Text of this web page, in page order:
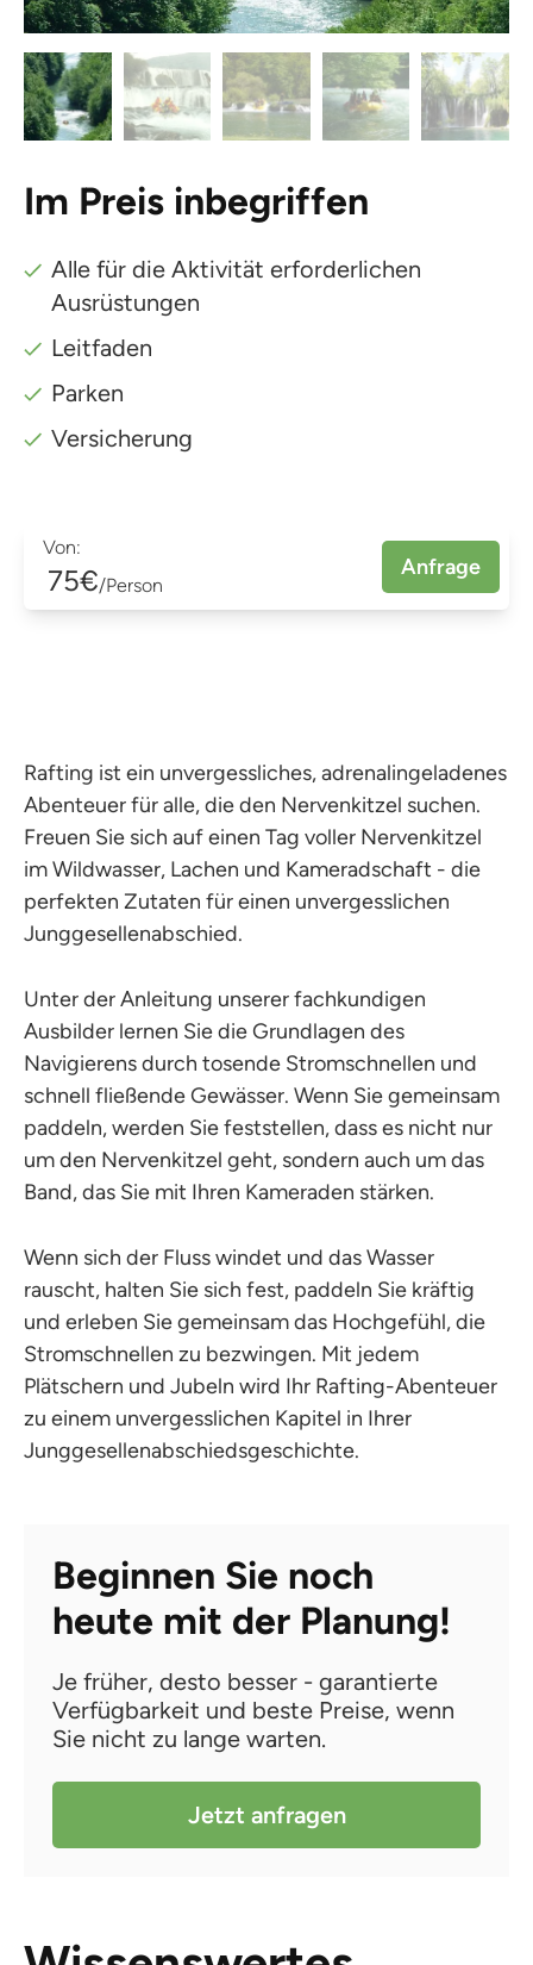
Im Preis inbegriffen
Alle für die Aktivität erforderlichen
Ausrüstungen
Leitfaden
Parken
Versicherung
Von:
75€/Person
Anfrage
Rafting ist ein unvergessliches, adrenalingeladenes
Abenteuer für alle, die den Nervenkitzel suchen.
Freuen Sie sich auf einen Tag voller Nervenkitzel
im Wildwasser, Lachen und Kameradschaft - die
perfekten Zutaten für einen unvergesslichen
Junggesellenabschied.
Unter der Anleitung unserer fachkundigen
Ausbilder lernen Sie die Grundlagen des
Navigierens durch tosende Stromschnellen und
schnell fließende Gewässer. Wenn Sie gemeinsam
paddeln, werden Sie feststellen, dass es nicht nur
um den Nervenkitzel geht, sondern auch um das
Band, das Sie mit Ihren Kameraden stärken.
Wenn sich der Fluss windet und das Wasser
rauscht, halten Sie sich fest, paddeln Sie kräftig
und erleben Sie gemeinsam das Hochgefühl, die
Stromschnellen zu bezwingen. Mit jedem
Plätschern und Jubeln wird Ihr Rafting-Abenteuer
zu einem unvergesslichen Kapitel in Ihrer
Junggesellenabschiedsgeschichte.
Beginnen Sie noch
heute mit der Planung!
Je früher, desto besser - garantierte
Verfügbarkeit und beste Preise, wenn
Sie nicht zu lange warten.
Jetzt anfragen